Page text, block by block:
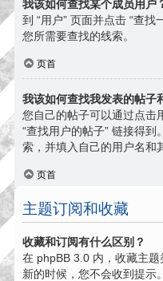
我该如何查找某个成员用户
到 “用户” 页面并点击 “查找
您所需要查找的线索。
页首
我该如何查找我发表的帖子
您自己的帖子可以通过点击
“查找用户的帖子” 链接得
索，并填入自己的用户名和
页首
主题订阅和收藏
收藏和订阅有什么区别？
在 phpBB 3.0 内，收藏主
新的时候，您不会收到提示